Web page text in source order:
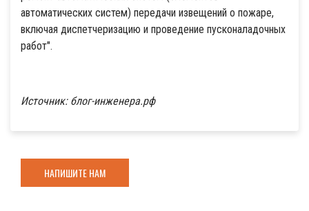
автоматических систем) передачи извещений о пожаре,
включая диспетчеризацию и проведение пусконаладочных
работ".
Источник: блог-инженера.рф
НАПИШИТЕ НАМ